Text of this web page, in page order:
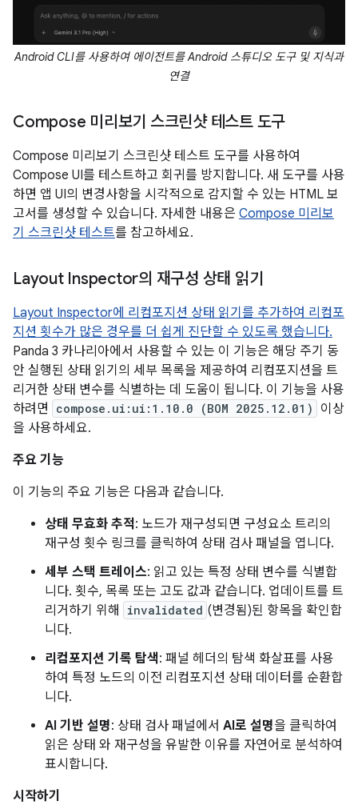
Android CLI를 사용하여 에이전트를 Android 스튜디오 도구 및 지식과
연결
Compose 미리보기 스크린샷 테스트 도구
Compose 미리보기 스크린샷 테스트 도구를 사용하여
Compose UI를 테스트하고 회귀를 방지합니다. 새 도구를 사용
하면 앱 UI의 변경사항을 시각적으로 감지할 수 있는 HTML 보
고서를 생성할 수 있습니다. 자세한 내용은 Compose 미리보
기 스크린샷 테스트를 참고하세요.
Layout Inspector의 재구성 상태 읽기
Layout Inspector에 리컴포지션 상태 읽기를 추가하여 리컴포
지션 횟수가 많은 경우를 더 쉽게 진단할 수 있도록 했습니다.
Panda 3 카나리아에서 사용할 수 있는 이 기능은 해당 주기 동
안 실행된 상태 읽기의 세부 목록을 제공하여 리컴포지션을 트
리거한 상태 변수를 식별하는 데 도움이 됩니다. 이 기능을 사용
하려면
compose.ui:ui:1.10.0 (BOM 2025.12.01)
이상
을 사용하세요.
주요 기능
이 기능의 주요 기능은 다음과 같습니다.
상태 무효화 추적: 노드가 재구성되면 구성요소 트리의
재구성 횟수 링크를 클릭하여 상태 검사 패널을 엽니다.
세부 스택 트레이스: 읽고 있는 특정 상태 변수를 식별합
니다. 횟수, 목록 또는 고도 값과 같습니다. 업데이트를 트
리거하기 위해
invalidated (변경됨)된 항목을 확인합
니다.
리컴포지션 기록 탐색: 패널 헤더의 탐색 화살표를 사용
하여 특정 노드의 이전 리컴포지션 상태 데이터를 순환합
니다.
AI 기반 설명: 상태 검사 패널에서 AI로 설명을 클릭하여
읽은 상태 와 재구성을 유발한 이유를 자연어로 분석하여
표시합니다.
시작하기